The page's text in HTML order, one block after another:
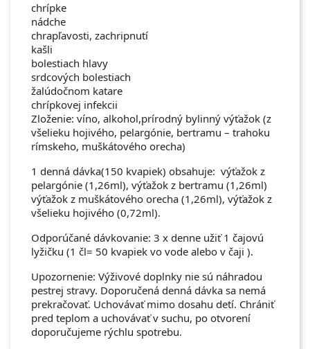
chrípke
nádche
chrapľavosti, zachripnutí
kašli
bolestiach hlavy
srdcových bolestiach
žalúdočnom katare
chrípkovej infekcii
Zloženie: víno, alkohol,prírodný bylinný výťažok (z
všelieku hojivého, pelargónie, bertramu – trahoku
rímskeho, muškátového orecha)
1 denná dávka(150 kvapiek) obsahuje: výťažok z
pelargónie (1,26ml), výťažok z bertramu (1,26ml)
výťažok z muškátového orecha (1,26ml), výťažok z
všelieku hojivého (0,72ml).
Odporúčané dávkovanie: 3 x denne užiť 1 čajovú
lyžičku (1 čl= 50 kvapiek vo vode alebo v čaji ).
Upozornenie: Výživové doplnky nie sú náhradou
pestrej stravy. Doporučená denná dávka sa nemá
prekračovať. Uchovávať mimo dosahu detí. Chrániť
pred teplom a uchovávať v suchu, po otvorení
doporučujeme rýchlu spotrebu.